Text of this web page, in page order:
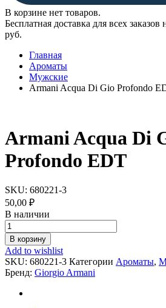
В корзине нет товаров.
Бесплатная доставка для всех
руб.
Главная
Ароматы
Мужские
Armani Acqua Di Gio Profondo
Armani Acqua Di
Profondo EDT
SKU: 680221-3
50,00 ₽
В наличии
Armani
Acqua
Di
Gio
Profondo
EDT
quantity
В корзину
Add to wishlist
SKU: 680221-3 Категории Ароматы,
Бренд: Giorgio Armani